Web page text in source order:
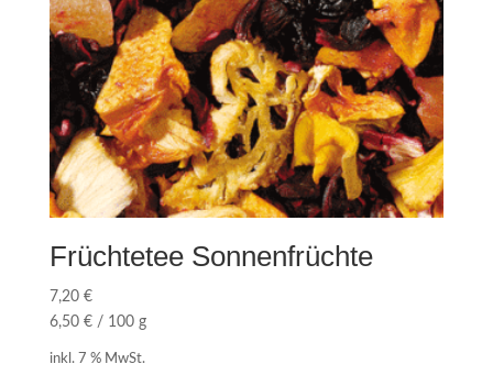
Früchtetee Sonnenfrüchte
7,20 €
6,50 €/ 100 g
inkl. 7 % MwSt.